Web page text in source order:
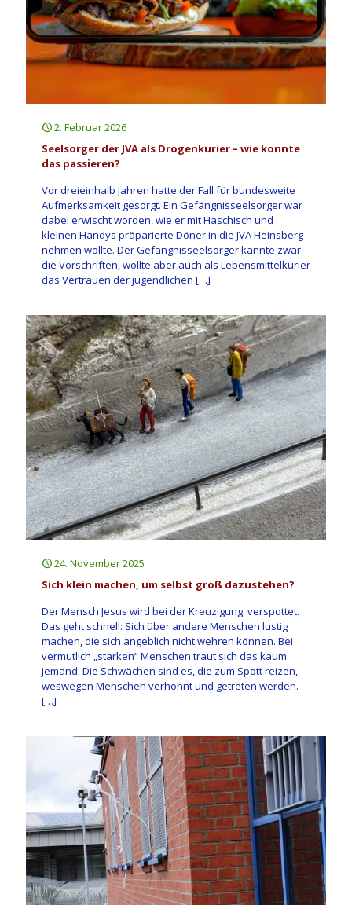
2. Februar 2026
Seelsorger der JVA als Drogenkurier – wie konnte
das passieren?
Vor dreieinhalb Jahren hatte der Fall für bundesweite
Aufmerksamkeit gesorgt. Ein Gefängnisseelsorger war
dabei erwischt worden, wie er mit Haschisch und
kleinen Handys präparierte Döner in die JVA Heinsberg
nehmen wollte. Der Gefängnisseelsorger kannte zwar
die Vorschriften, wollte aber auch als Lebensmittelkurier
das Vertrauen der jugendlichen […]
24. November 2025
Sich klein machen, um selbst groß dazustehen?
Der Mensch Jesus wird bei der Kreuzigung verspottet.
Das geht schnell: Sich über andere Menschen lustig
machen, die sich angeblich nicht wehren können. Bei
vermutlich „starken“ Menschen traut sich das kaum
jemand. Die Schwächen sind es, die zum Spott reizen,
weswegen Menschen verhöhnt und getreten werden.
[…]